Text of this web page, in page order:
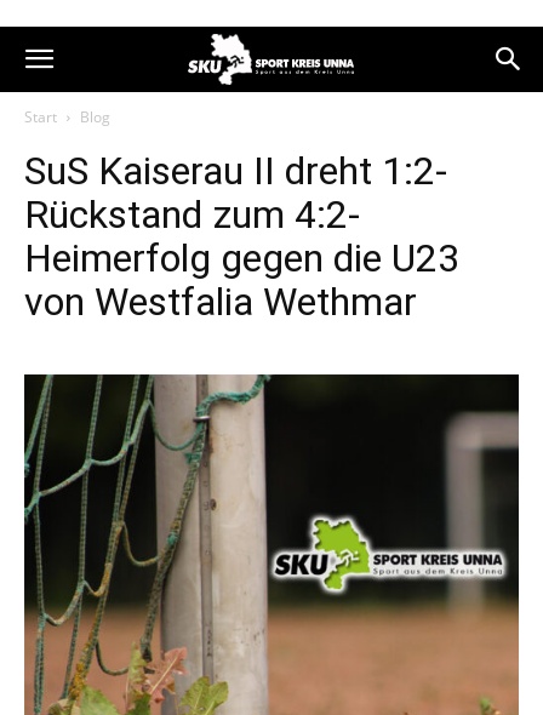
Start Blog
SuS Kaiserau II dreht 1:2-
Rückstand zum 4:2-
Heimerfolg gegen die U23
von Westfalia Wethmar